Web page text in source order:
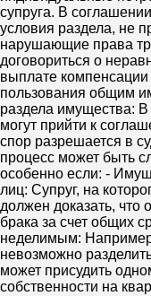
супруга. В
условия раздела, не
нарушающие права
договориться о
выплате компенсации
пользования общим
раздела имущества: В
могут прийти к
спор разрешается в
процесс может быть
особенно если: -
лиц: Супруг, на
должен доказать, что
брака за счет общих
неделимым:
невозможно
может присудить
собственности на